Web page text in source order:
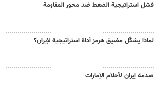
فشل استراتيجية الضغط ضد محور المقاومة
لماذا يشكّل مضيق هرمز أداة استراتيجية لإيران؟
صدمة إيران لأحلام الإمارات